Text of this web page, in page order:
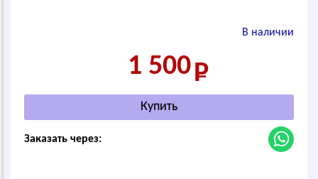
В наличии
1 500
Заказать через: